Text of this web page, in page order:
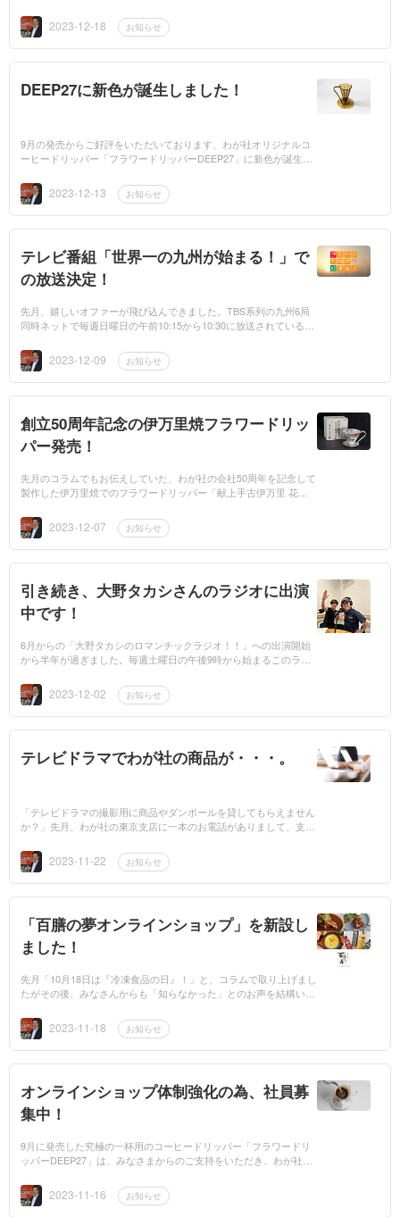
い、もう一つのお...
2023-12-18 お知らせ
DEEP27に新色が誕生しました！
9月の発売からご好評をいただいております、わが社オリジナルコ
ーヒードリッパー「フラワードリッパーDEEP27」に新色が誕生、
「TAIZO（タイゾー）...
2023-12-13 お知らせ
テレビ番組「世界一の九州が始まる！」で
の放送決定！
先月、嬉しいオファーが飛び込んできました。TBS系列の九州6局
同時ネットで毎週日曜日の午前10:15から10:30に放送されている番
送が決定しました...
2023-12-09 お知らせ
創立50周年記念の伊万里焼フラワードリッ
パー発売！
先月のコラムでもお伝えしていた、わが社の会社50周年を記念して
製作した伊万里焼でのフラワードリッパー「献上手古伊万里 花弁
年」という大きな...
2023-12-07 お知らせ
引き続き、大野タカシさんのラジオに出演
中です！
6月からの「大野タカシのロマンチックラジオ！！」への出演開始
から半年が過ぎました。毎週土曜日の午後9時から始まるこのラジ
おりまして、本日1...
2023-12-02 お知らせ
テレビドラマでわが社の商品が・・・。
「テレビドラマの撮影用に商品やダンボールを貸してもらえません
か？」先月、わが社の東京支店に一本のお電話がありまして、支店
会計係」の喫茶...
2023-11-22 お知らせ
「百膳の夢オンラインショップ」を新設し
ました！
先月「10月18日は『冷凍食品の日』！」と、コラムで取り上げまし
たがその後、みなさんからも「知らなかった」とのお声を結構いた
え、冷凍食品の販...
2023-11-18 お知らせ
オンラインショップ体制強化の為、社員募
集中！
9月に発売した究極の一杯用のコーヒードリッパー「フラワードリ
ッパーDEEP27」は、みなさまからのご支持をいただき、わが社の
ただきました。ただ...
2023-11-16 お知らせ